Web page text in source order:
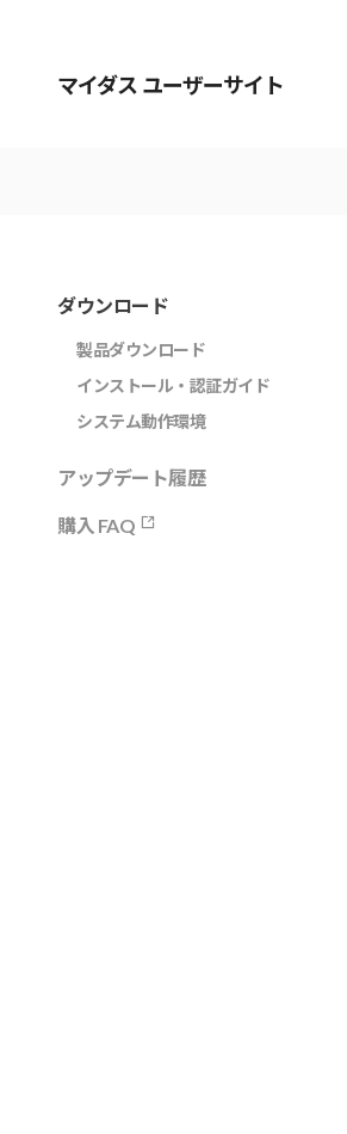
マイダス ユーザーサイト
ダウンロード
製品ダウンロード
インストール・認証ガイド
システム動作環境
アップデート履歴
購入 FAQ